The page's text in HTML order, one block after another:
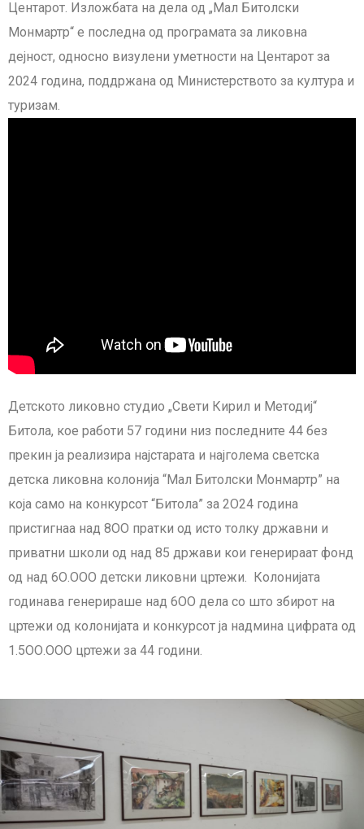
Центарот. Изложбата на дела од „Мал Битолски
Монмартр“ е последна од програмата за ликовна
дејност, односно визулени уметности на Центарот за
2024 година, поддржана од Министерството за култура и
туризам.
Детското ликовно студио „Свети Кирил и Методиј“
Битола, кое работи 57 години низ последните 44 без
прекин ја реализира најстарата и најголема светска
детска ликовна колонија “Мал Битолски Монмартр” на
која само на конкурсот “Битола” за 2О24 година
пристигнаа над 8ОО пратки од исто толку државни и
приватни школи од над 85 држави кои генерираат фонд
од над 6О.ООО детски ликовни цртежи. Колонијата
годинава генерираше над 6ОО дела со што збирот на
цртежи од колонијата и конкурсот ја надмина цифрата од
1.5ОО.ООО цртежи за 44 години.